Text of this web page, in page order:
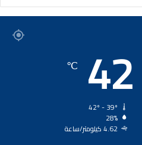
42
℃
28%
4.62 كيلومتر/ساعة